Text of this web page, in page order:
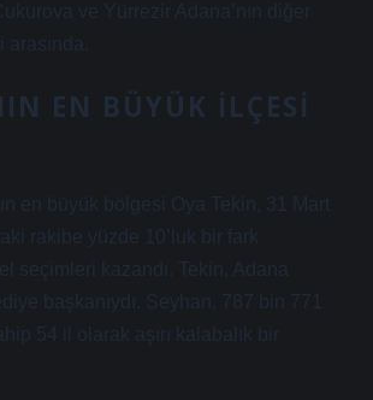
ve Yürrezir Adana’nın diğer
EN BÜYÜK ILÇESI
en büyük bölgesi Oya Tekin, 31 Mart
rakibe yüzde 10’luk bir fark
seçimleri kazandı. Tekin, Adana
başkanıydı. Seyhan, 787 bin 771
54 il olarak aşırı kalabalık bir